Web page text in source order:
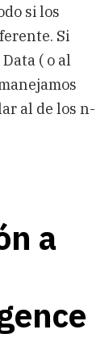
si los
Si
( o al
al de los n-
a